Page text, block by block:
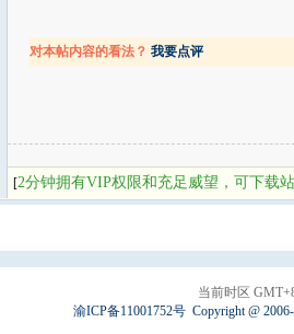
对本帖内容的看法？ 我要点评
[2分钟拥有VIP权限和充足威望，可下载
当前时区
渝ICP备11001752号 Copyright @